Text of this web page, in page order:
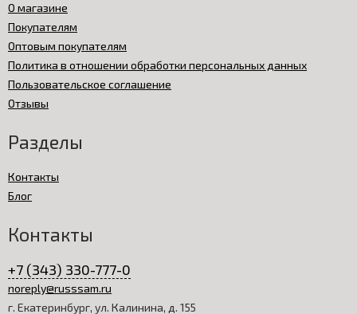
О магазине
Покупателям
Оптовым покупателям
Политика в отношении обработки персональных данных
Пользовательское соглашение
Отзывы
Разделы
Контакты
Блог
Контакты
+7 (343) 330-777-0
noreply@russsam.ru
г. Екатеринбург, ул. Калинина, д. 155